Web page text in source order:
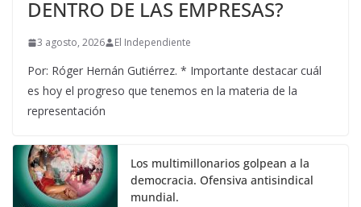
DENTRO DE LAS EMPRESAS?
3 agosto, 2026 El Independiente
Por: Róger Hernán Gutiérrez. * Importante destacar cuál
es hoy el progreso que tenemos en la materia de la
representación
Los multimillonarios golpean a la
democracia. Ofensiva antisindical
mundial.